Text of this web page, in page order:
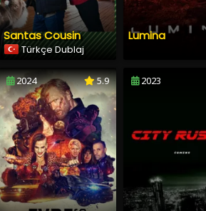
Santas Cousin
Türkçe Dublaj
Lumina
2024 5.9 2023